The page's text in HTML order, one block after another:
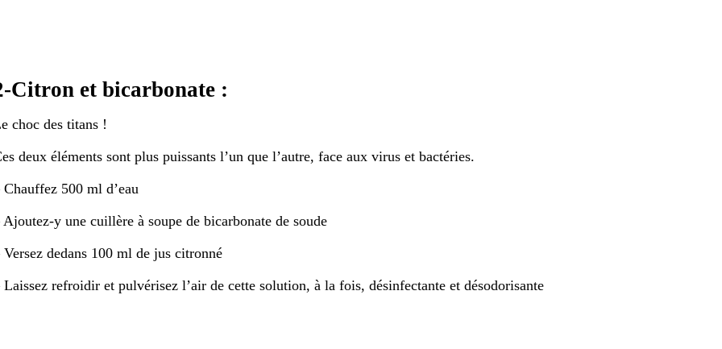
Citron et bicarbonate :
choc des titans !
deux éléments sont plus puissants l’un que l’autre, face aux virus et bactéries.
Chauffez 500 ml d’eau
Ajoutez-y une cuillère à soupe de bicarbonate de soude
Versez dedans 100 ml de jus citronné
Laissez refroidir et pulvérisez l’air de cette solution, à la fois, désinfectante et désodorisante